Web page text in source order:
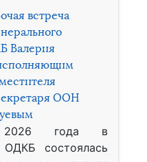
встреча
Валерия
ООН
года в
ОДКБ состоялась